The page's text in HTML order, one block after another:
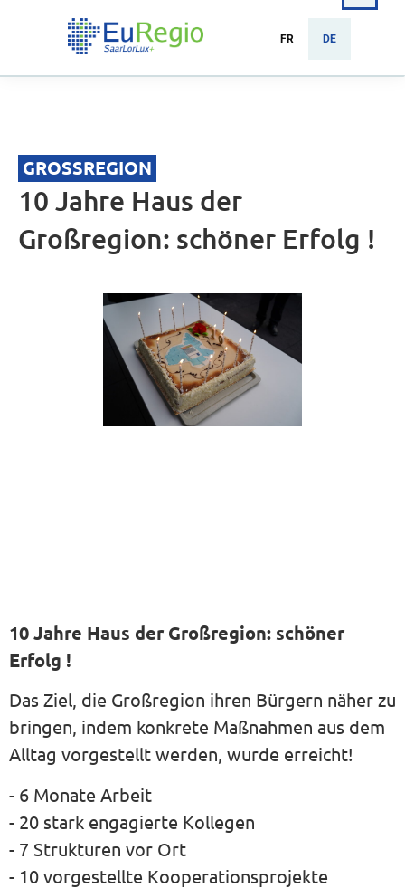
FR DE
GROSSREGION
10 Jahre Haus der
Großregion: schöner Erfolg !
10 Jahre Haus der Großregion: schöner
Erfolg !
Das Ziel, die Großregion ihren Bürgern näher zu
bringen, indem konkrete Maßnahmen aus dem
Alltag vorgestellt werden, wurde erreicht!
- 6 Monate Arbeit
- 20 stark engagierte Kollegen
- 7 Strukturen vor Ort
- 10 vorgestellte Kooperationsprojekte